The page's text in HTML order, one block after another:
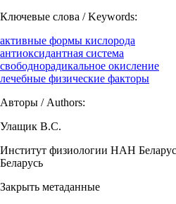
Ключевые слова / Keywords:
активные формы кислорода
антиоксидантная система
свободнорадикальное окисление
лечебные физические факторы
Авторы / Authors:
Улащик В.С.
Институт физиологии НАН
Беларусь
Закрыть метаданные